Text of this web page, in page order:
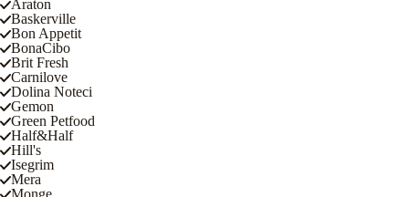
Araton
Baskerville
Bon Appetit
BonaCibo
Brit Fresh
Carnilove
Dolina Noteci
Gemon
Green Petfood
Half&Half
Hill's
Isegrim
Mera
Monge